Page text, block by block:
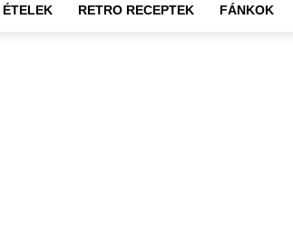
RETRO RECEPTEK FÁNKOK